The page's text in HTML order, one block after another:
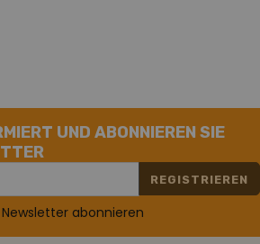
UND ABONNIEREN SIE
REGISTRIEREN
abonnieren